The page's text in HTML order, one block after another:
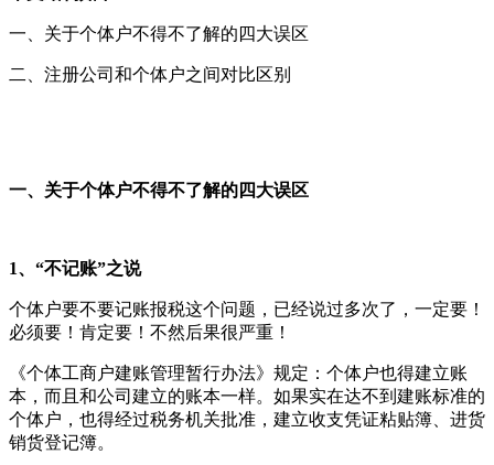
一、关于个体户不得不了解的四大误区
二、注册公司和个体户之间对比区别
一、关于个体户不得不了解的四大误区
1、“不记账”之说
个体户要不要记账报税这个问题，已经说过多次了，一定要！
必须要！肯定要！不然后果很严重！
《个体工商户建账管理暂行办法》规定：个体户也得建立账
本，而且和公司建立的账本一样。如果实在达不到建账标准的
个体户，也得经过税务机关批准，建立收支凭证粘贴簿、进货
销货登记簿。